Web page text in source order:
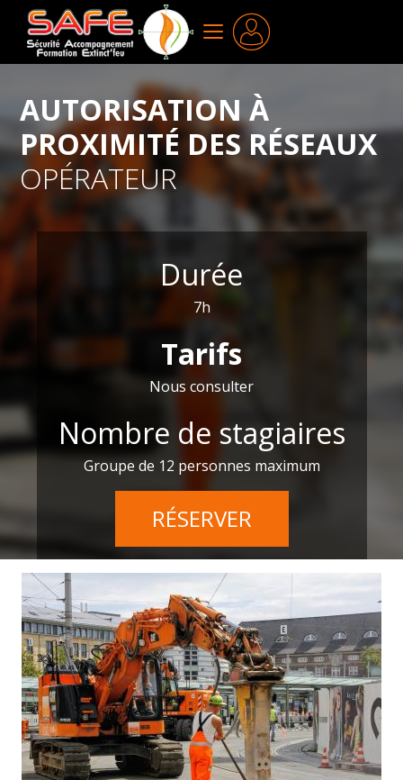
Aller
contenu
MENU
AUTORISATION À
PROXIMITÉ DES RÉSEAUX
OPÉRATEUR
Durée
7h
Tarifs
Nous consulter
Nombre de stagiaires
Groupe de 12 personnes maximum
RÉSERVER